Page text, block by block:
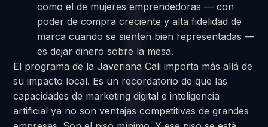
como el de mujeres emprendedoras — con
poder de compra creciente y alta fidelidad de
marca cuando se sienten bien representadas —
es dejar dinero sobre la mesa.
El programa de la Javeriana Cali importa más allá de
su impacto local. Es un recordatorio de que las
capacidades de marketing digital e inteligencia
artificial ya no son ventajas competitivas de grandes